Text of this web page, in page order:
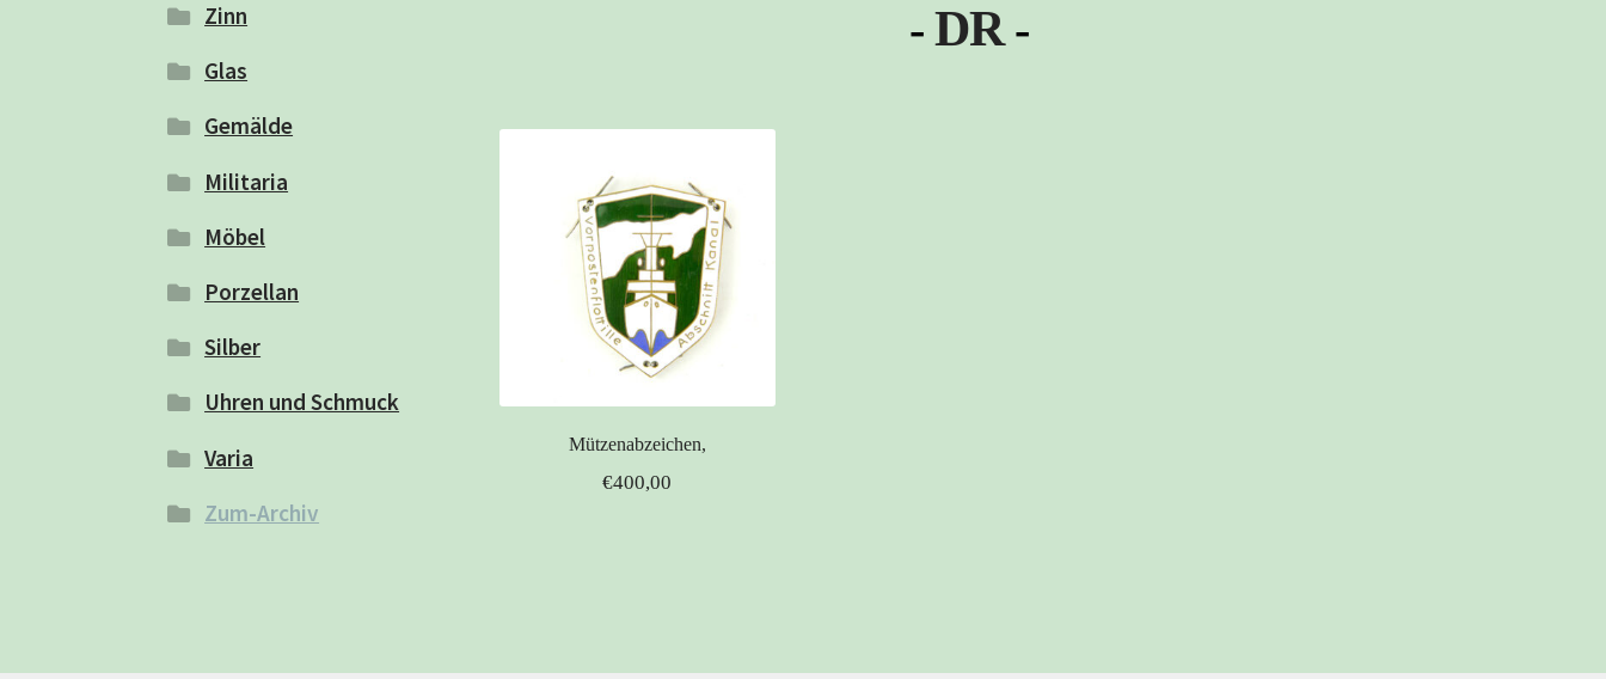
DR
Mützenabzeichen,
€400,00
Zinn
Glas
Gemälde
Militaria
Möbel
Porzellan
Silber
Uhren und Schmuck
Varia
Zum-Archiv